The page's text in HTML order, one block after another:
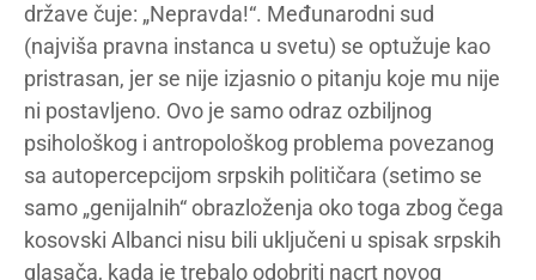
države čuje: „Nepravda!“. Međunarodni sud
(najviša pravna instanca u svetu) se optužuje kao
pristrasan, jer se nije izjasnio o pitanju koje mu nije
ni postavljeno. Ovo je samo odraz ozbiljnog
psihološkog i antropološkog problema povezanog
sa autopercepcijom srpskih političara (setimo se
samo „genijalnih“ obrazloženja oko toga zbog čega
kosovski Albanci nisu bili uključeni u spisak srpskih
glasača, kada je trebalo odobriti nacrt novog